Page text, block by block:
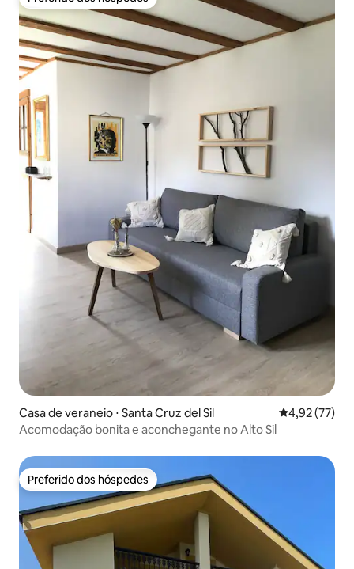
Preferido dos hóspedes
Casa de veraneio ⋅ Santa Cruz del Sil 4,92 de uma
4,92 (77)
Acomodação bonita e aconchegante no Alto Sil
Preferido dos hóspedes
Preferido dos hóspedes